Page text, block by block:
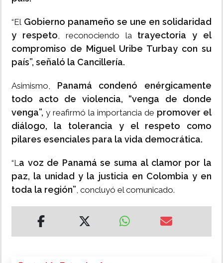
“El Gobierno panameño se une en solidaridad
y respeto, reconociendo la trayectoria y el
compromiso de Miguel Uribe Turbay con su
país”, señaló la Cancillería.
Asimismo, Panamá condenó enérgicamente
todo acto de violencia, “venga de donde
venga”, y reafirmó la importancia de promover el
diálogo, la tolerancia y el respeto como
pilares esenciales para la vida democrática.
“La voz de Panamá se suma al clamor por la
paz, la unidad y la justicia en Colombia y en
toda la región”, concluyó el comunicado.